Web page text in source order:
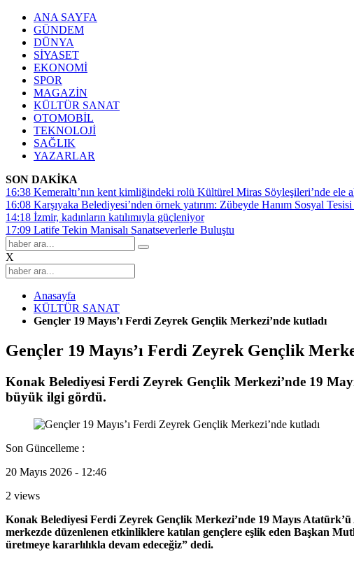
ANA SAYFA
GÜNDEM
DÜNYA
SİYASET
EKONOMİ
SPOR
MAGAZİN
KÜLTÜR SANAT
OTOMOBİL
TEKNOLOJİ
SAĞLIK
YAZARLAR
SON DAKİKA
16:38 Kemeraltı’nın kent kimliğindeki rolü Kültürel Miras Söyleşileri’nde ele
16:08 Karşıyaka Belediyesi’nden örnek yatırım: Zübeyde Hanım Sosyal Tesisi
14:18 İzmir, kadınların katılımıyla güçleniyor
17:09 Latife Tekin Manisalı Sanatseverlerle Buluştu
X
Anasayfa
KÜLTÜR SANAT
Gençler 19 Mayıs’ı Ferdi Zeyrek Gençlik Merkezi’nde kutladı
Gençler 19 Mayıs’ı Ferdi Zeyrek Gençlik
Konak Belediyesi Ferdi Zeyrek Gençlik Merkezi’nde 19
büyük ilgi gördü.
Son Güncelleme :
20 Mayıs 2026 - 12:46
2 views
Konak Belediyesi Ferdi Zeyrek Gençlik Merkezi’nde 19 Mayıs
merkezde düzenlenen etkinliklere katılan gençlere eşlik eden Başkan
üretmeye kararlılıkla devam edeceğiz” dedi.